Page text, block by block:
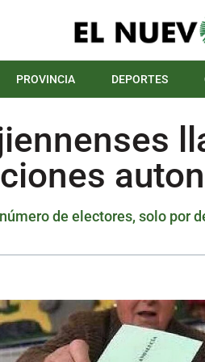
PROVINCIA DEPORTES
de electores, solo por